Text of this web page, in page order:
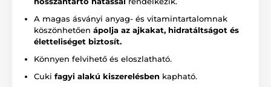
A magas ásványi anyag- és vitamintartalomnak
köszönhetően ápolja az ajkakat, hidratáltságot és
életteliséget biztosít.
Könnyen felvihető és eloszlatható.
Cuki fagyi alakú kiszerelésben kapható.